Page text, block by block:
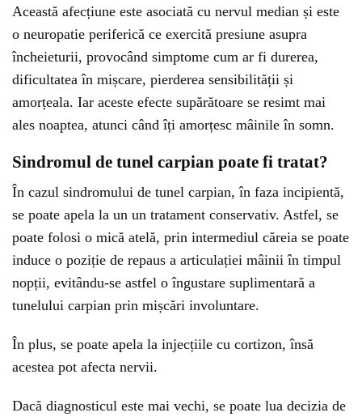
Această afecțiune este asociată cu nervul median și este
o neuropatie periferică ce exercită presiune asupra
încheieturii, provocând simptome cum ar fi durerea,
dificultatea în mișcare, pierderea sensibilității și
amorțeala. Iar aceste efecte supărătoare se resimt mai
ales noaptea, atunci când îți amorțesc mâinile în somn.
Sindromul de tunel carpian poate fi tratat?
În cazul sindromului de tunel carpian, în faza incipientă,
se poate apela la un un tratament conservativ. Astfel, se
poate folosi o mică atelă, prin intermediul căreia se poate
induce o poziție de repaus a articulației mâinii în timpul
nopții, evitându-se astfel o îngustare suplimentară a
tunelului carpian prin mișcări involuntare.
În plus, se poate apela la injecțiile cu cortizon, însă
acestea pot afecta nervii.
Dacă diagnosticul este mai vechi, se poate lua decizia de